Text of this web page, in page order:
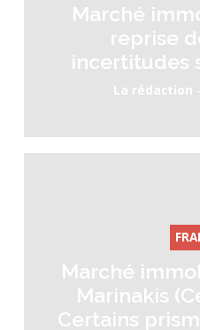
Marché
reprise
incertitudes
La rédaction -
Marché
Marinakis
Certains